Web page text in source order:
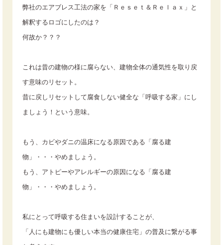
弊社のエアブレス工法の家を「Ｒｅｓｅｔ＆Ｒｅｌａｘ」と
解釈するロゴにしたのは？
何故か？？？
これは昔の建物の様に腐らない、建物全体の通気性を取り戻
す意味のリセット。
昔に戻しリセットして腐食しない健全な「呼吸する家」にし
ましょう！という意味。
もう、カビやダニの温床になる原因である「腐る建
物」・・・やめましょう。
もう、アトピーやアレルギーの原因になる「腐る建
物」・・・やめましょう。
私にとって呼吸する住まいを設計することが、
「人にも建物にも優しい本当の健康住宅」の普及に繋がる事